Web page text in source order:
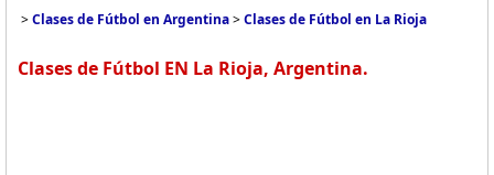
>Clases de Fútbol en Argentina>Clases de Fútbol en La Rioja
Clases de Fútbol EN La Rioja, Argentina.